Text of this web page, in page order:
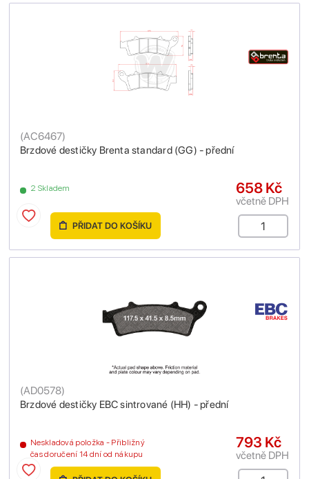
Brzdové destičky Brenta standard (GG) - přední
(AC6467)
2 Skladem 658 Kč
včetně DPH
PŘIDAT DO KOŠÍKU
Brzdové destičky EBC sintrované (HH) - přední
(AD0578)
Neskladová položka - Přibližný
čas doručení 14 dní od nákupu
793 Kč
včetně DPH